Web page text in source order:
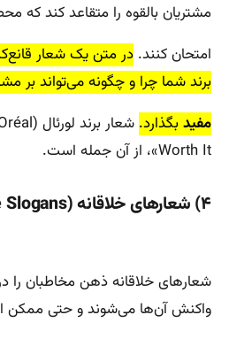
مشتریان بالقوه را متقاعد کند
امتحان کنند. در متن یک شعار
برند شما چرا و چگونه می‌تواند بر
مفیدبگذارد.
Worth It»، از آن جمله است.
۴) شعارهای خلاقانه (Creative Slogans)
شعارهای خلاقانه ذهن مخاطبان را
واکنش آن‌ها می‌شوند و حتی ممکن